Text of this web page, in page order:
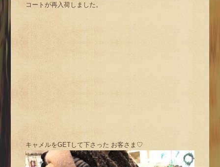
コートが再入荷しました。
キャメルをGETして下さった お客さま♡